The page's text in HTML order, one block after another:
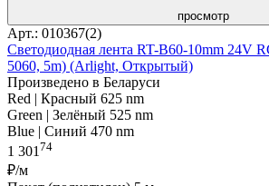
просмотр
Арт.: 010367(2)
Светодиодная лента RT-B60-10mm 24V
5060, 5m) (Arlight, Открытый)
Произведено в Беларуси
Red | Красный 625 nm
Green | Зелёный 525 nm
Blue | Синий 470 nm
1 30174
₽/м